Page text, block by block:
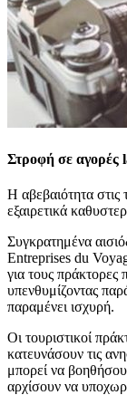
Στροφή σε αγορές
Η αβεβαιότητα στις
εξαιρετικά
Συγκρατημένα
Entreprises du
για τους πράκτορες
υπενθυμίζοντας
παραμένει ισχυρή.
Οι τουριστικοί
κατευνάσουν τις
μπορεί να
αρχίσουν να